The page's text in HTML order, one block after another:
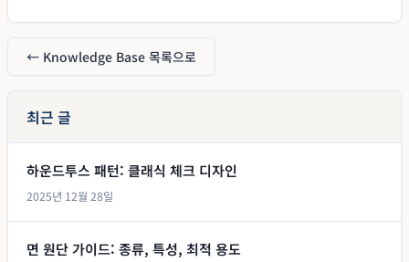
← Knowledge Base 목록으로
최근 글
하운드투스 패턴: 클래식 체크 디자인
2025년 12월 28일
면 원단 가이드: 종류, 특성, 최적 용도